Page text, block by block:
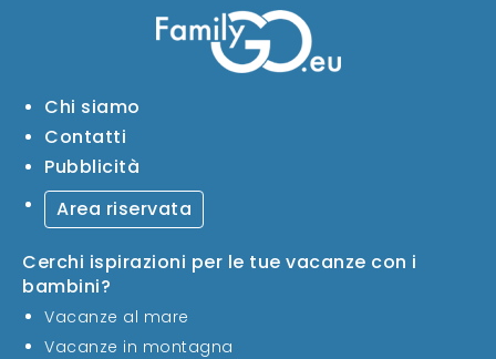
Chi siamo
Contatti
Pubblicità
Area riservata
Cerchi ispirazioni per le tue vacanze con i
bambini?
Vacanze al mare
Vacanze in montagna